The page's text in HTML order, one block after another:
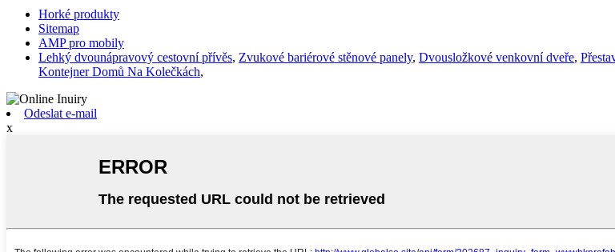
Horké produkty
Sitemap
AMP pro mobily
Lehký dvounápravový cestovní přívěs, Zvukové bariérové ​​stěnové panely, Dvousložkové venkovní dveře,
Kontejner Domů Na Kolečkách,
Odeslat e-mail
x